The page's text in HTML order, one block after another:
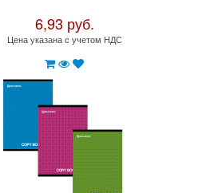
его с
6,93 руб.
Цена указана с учетом НДС